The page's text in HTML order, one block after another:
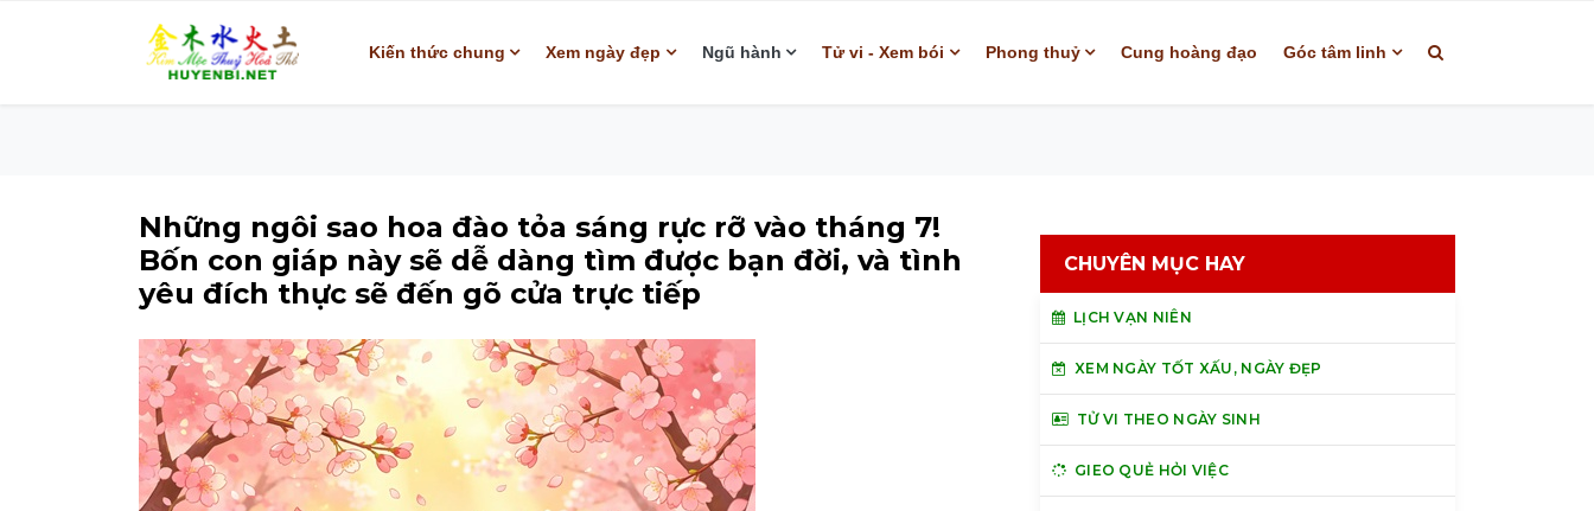
Kiến thức chung Xem ngày đẹp Ngũ hành Tử vi - Xem bói Phong thuỷ Cung hoàng đạo Góc tâm linh
Những ngôi sao hoa đào tỏa sáng rực rỡ vào tháng 7!
Bốn con giáp này sẽ dễ dàng tìm được bạn đời, và tình
yêu đích thực sẽ đến gõ cửa trực tiếp
CHUYÊN MỤC HAY
LỊCH VẠN NIÊN
XEM NGÀY TỐT XẤU, NGÀY ĐẸP
TỬ VI THEO NGÀY SINH
GIEO QUẺ HỎI VIỆC